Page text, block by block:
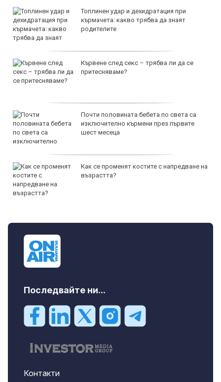
Топлинен удар и дехидратация при
кърмачета: какво трябва да знаят
родителите
Кървене след секс – трябва ли да се
притесняваме?
Почти половината бебета по света са
изключително кърмени през първите
шест месеца
Как се променят костите с напредване на
възрастта?
Последвайте ни...
Контакти